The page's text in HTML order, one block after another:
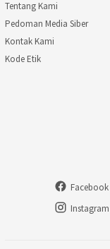
Tentang Kami
Pedoman Media Siber
Kontak Kami
Kode Etik
Facebook
Instagram